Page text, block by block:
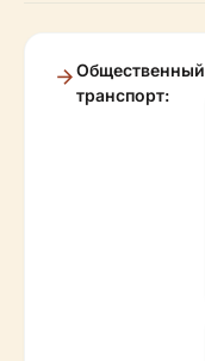
Общественный
транспорт: